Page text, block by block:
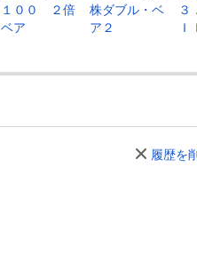
１００ ２倍
ベア
株ダブル・ベ
ア２
３
Ｉ
履歴を